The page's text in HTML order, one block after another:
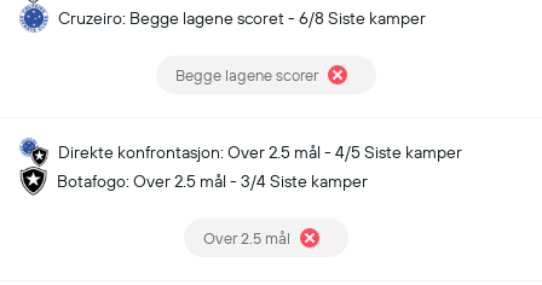
Cruzeiro: Begge lagene scoret - 6/8 Siste kamper
Begge lagene scorer
Direkte konfrontasjon: Over 2.5 mål - 4/5 Siste kamper
Botafogo: Over 2.5 mål - 3/4 Siste kamper
Over 2.5 mål